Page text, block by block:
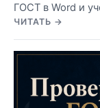
ГОСТ в Word и
оформлять блок
ошибки
ЧИТАТЬ →